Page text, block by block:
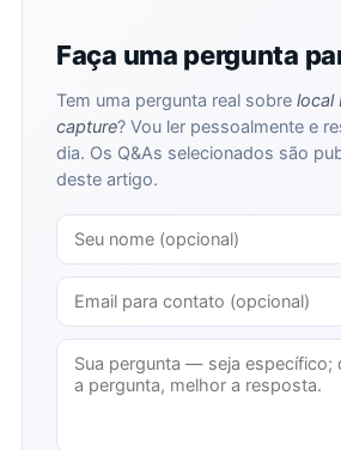
Faça uma pergunta
Tem uma pergunta real sobre local
capture? Vou ler pessoalmente e
dia. Os Q&As selecionados são
deste artigo.